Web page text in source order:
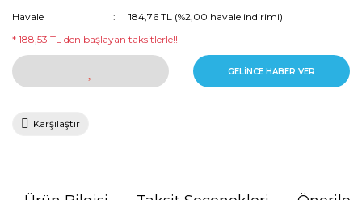
Havale
184,76 TL (%2,00 havale indirimi)
* 188,53 TL den başlayan taksitlerle!!
GELİNCE HABER VER
Karşılaştır